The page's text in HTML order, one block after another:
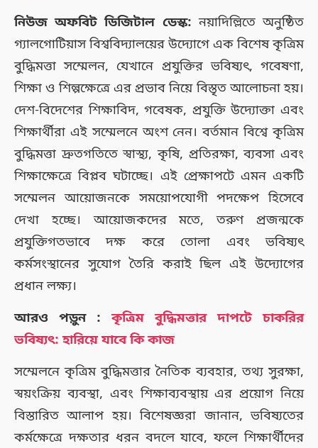
নিউজ অফবিট ডিজিটাল ডেস্ক: নয়াদিল্লিতে অনুষ্ঠিত
গ্যালগোটিয়াস বিশ্ববিদ্যালয়ের উদ্যোগে এক বিশেষ কৃত্রিম
বুদ্ধিমত্তা সম্মেলন, যেখানে প্রযুক্তির ভবিষ্যৎ, গবেষণা,
শিক্ষা ও শিল্পক্ষেত্রে এর প্রভাব নিয়ে বিস্তৃত আলোচনা হয়।
দেশ-বিদেশের শিক্ষাবিদ, গবেষক, প্রযুক্তি উদ্যোক্তা এবং
শিক্ষার্থীরা এই সম্মেলনে অংশ নেন। বর্তমান বিশ্বে কৃত্রিম
বুদ্ধিমত্তা দ্রুতগতিতে স্বাস্থ্য, কৃষি, প্রতিরক্ষা, ব্যবসা এবং
শিক্ষাক্ষেত্রে বিপ্লব ঘটাচ্ছে। এই প্রেক্ষাপটে এমন একটি
সম্মেলন আয়োজনকে সময়োপযোগী পদক্ষেপ হিসেবে
দেখা হচ্ছে। আয়োজকদের মতে, তরুণ প্রজন্মকে
প্রযুক্তিগতভাবে দক্ষ করে তোলা এবং ভবিষ্যৎ
কর্মসংস্থানের সুযোগ তৈরি করাই ছিল এই উদ্যোগের
প্রধান লক্ষ্য।
আরও পড়ুন :
কৃত্রিম বুদ্ধিমত্তার দাপটে চাকরির
ভবিষ্যৎ: হারিয়ে যাবে কি কাজ
সম্মেলনে কৃত্রিম বুদ্ধিমত্তার নৈতিক ব্যবহার, তথ্য সুরক্ষা,
স্বয়ংক্রিয় ব্যবস্থা, এবং শিক্ষাব্যবস্থায় এর প্রয়োগ নিয়ে
বিস্তারিত আলাপ হয়। বিশেষজ্ঞরা জানান, ভবিষ্যতের
কর্মক্ষেত্রে দক্ষতার ধরন বদলে যাবে, ফলে শিক্ষার্থীদের